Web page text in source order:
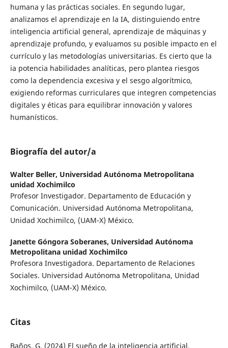
humana y las prácticas sociales. En segundo lugar,
analizamos el aprendizaje en la IA, distinguiendo entre
inteligencia artificial general, aprendizaje de máquinas y
aprendizaje profundo, y evaluamos su posible impacto en el
currículo y las metodologías universitarias. Es cierto que la
ia potencia habilidades analíticas, pero plantea riesgos
como la dependencia excesiva y el sesgo algorítmico,
exigiendo reformas curriculares que integren competencias
digitales y éticas para equilibrar innovación y valores
humanísticos.
Biografía del autor/a
Walter Beller, Universidad Autónoma Metropolitana
unidad Xochimilco
Profesor Investigador. Departamento de Educación y
Comunicación. Universidad Autónoma Metropolitana,
Unidad Xochimilco, (UAM-X) México.
Janette Góngora Soberanes, Universidad Autónoma
Metropolitana unidad Xochimilco
Profesora Investigadora. Departamento de Relaciones
Sociales. Universidad Autónoma Metropolitana, Unidad
Xochimilco, (UAM-X) México.
Citas
Baños, G. (2024) El sueño de la inteligencia artificial.